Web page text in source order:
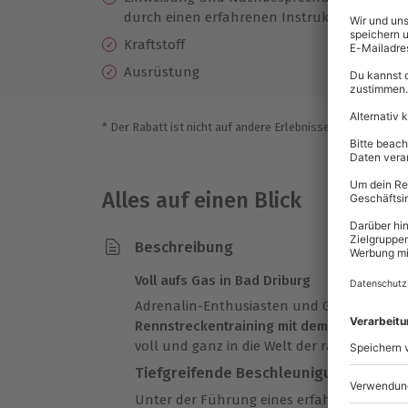
durch einen erfahrenen Instruktor
Kraftstoff
Ausrüstung
* Der Rabatt ist nicht auf andere Erlebnisse bei der
Alles auf einen Blick
Beschreibung
Voll aufs Gas in Bad Driburg
Adrenalin-Enthusiasten und
Rennstreckentraining mit dem BMW Z3 in
voll und ganz in die Welt der rasanten
Tiefgreifende
Unter der Führung eines erfahrenen